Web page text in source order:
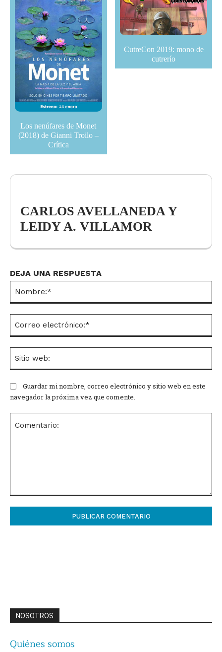
Los nenúfares de Monet
(2018) de Gianni Troilo –
Crítica
CutreCon 2019: mono de
cutrerío
CARLOS AVELLANEDA Y
LEIDY A. VILLAMOR
DEJA UNA RESPUESTA
Comentario:
Guardar mi nombre, correo electrónico y sitio web en este
navegador la próxima vez que comente.
NOSOTROS
Quiénes somos